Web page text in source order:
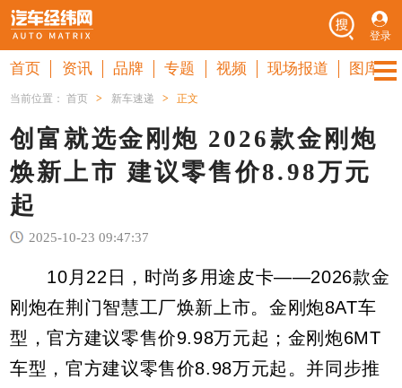
登录
首页 资讯 品牌 专题 视频 现场报道 图库
当前位置：首页 > 新车速递 > 正文
创富就选金刚炮 2026款金刚炮
焕新上市 建议零售价8.98万元
起
2025-10-23 09:47:37
10月22日，时尚多用途皮卡——2026款金
刚炮在荆门智慧工厂焕新上市。金刚炮8AT车
型，官方建议零售价9.98万元起；金刚炮6MT
车型，官方建议零售价8.98万元起。并同步推